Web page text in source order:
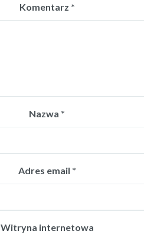
Komentarz *
Nazwa *
Adres email *
Witryna internetowa